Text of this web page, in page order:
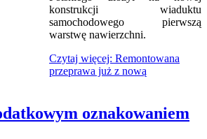
konstrukcji wiaduktu
samochodowego pierwszą
warstwę nawierzchni.
Czytaj więcej: Remontowana
przeprawa już z nową
oznakowaniem